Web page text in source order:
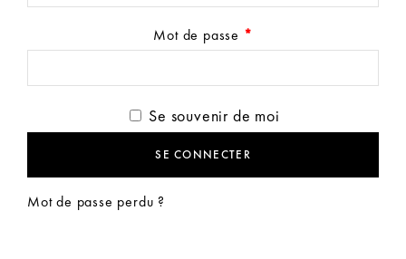
Mot de passe *
Se souvenir de moi
SE CONNECTER
Mot de passe perdu ?